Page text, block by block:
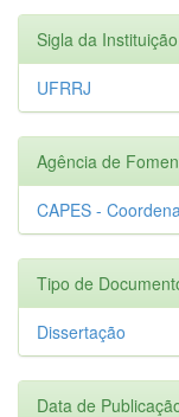
Sigla da Instituição
UFRRJ
Agência de
CAPES -
Tipo de
Dissertação
Data de